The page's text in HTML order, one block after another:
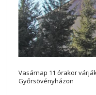
Vasárnap 11 órakor
Győrsövényházon